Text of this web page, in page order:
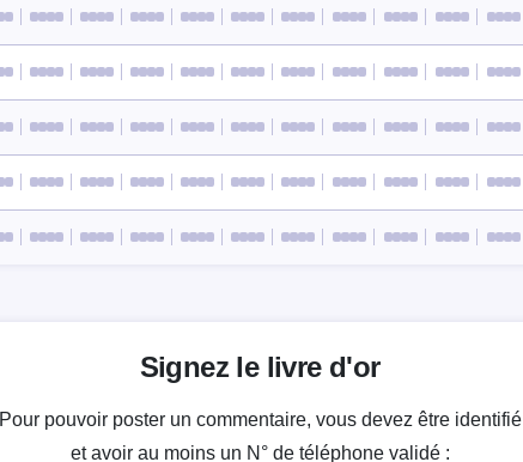
Signez le livre d'or
Pour pouvoir poster un commentaire, vous devez être identifié
et avoir au moins un N° de téléphone validé :